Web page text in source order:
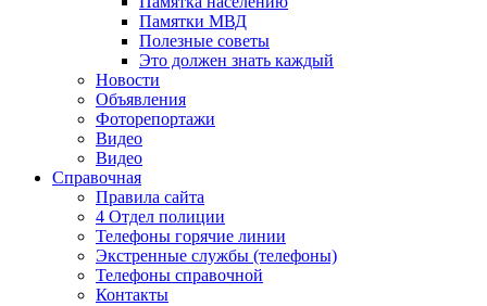
Памятки МВД
Полезные советы
Это должен знать каждый
Новости
Объявления
Фоторепортажи
Видео
Видео
Справочная
Правила сайта
4 Отдел полиции
Телефоны горячие линии
Экстренные службы (телефоны)
Телефоны справочной
Контакты